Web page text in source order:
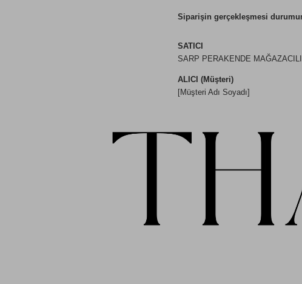
Siparişin gerçekleşmesi
SATICI
SARP PERAKENDE
ALICI (Müşteri)
[Müşteri Adı Soyadı]